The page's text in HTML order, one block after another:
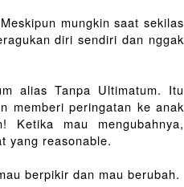
mungkin saat sekilas
diri sendiri dan nggak
alias Tanpa Ultimatum. Itu
memberi peringatan ke anak
Ketika mau mengubahnya,
yang reasonable.
berpikir dan mau berubah.